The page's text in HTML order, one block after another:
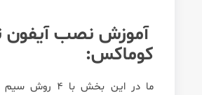
آموزش نصب آیفون
کوماکس:
ما در این بخش